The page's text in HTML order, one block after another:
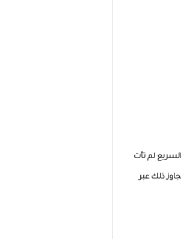
لم تأت
ذلك عبر